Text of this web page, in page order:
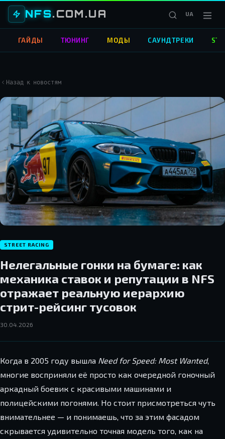
NFS.COM.UA UA
ГАЙДЫ ТЮНИНГ МОДЫ САУНДТРЕКИ
Назад к новостям
STREET RACING
Нелегальные гонки на бумаге: как
механика ставок и репутации в NFS
отражает реальную иерархию
стрит-рейсинг тусовок
30.04.2026
Когда в 2005 году вышла Need for Speed: Most Wanted,
многие восприняли её просто как очередной гоночный
аркадный боевик с красивыми машинами и
полицейскими погонями. Но стоит присмотреться чуть
внимательнее — и понимаешь, что за этим фасадом
скрывается удивительно точная модель того, как на